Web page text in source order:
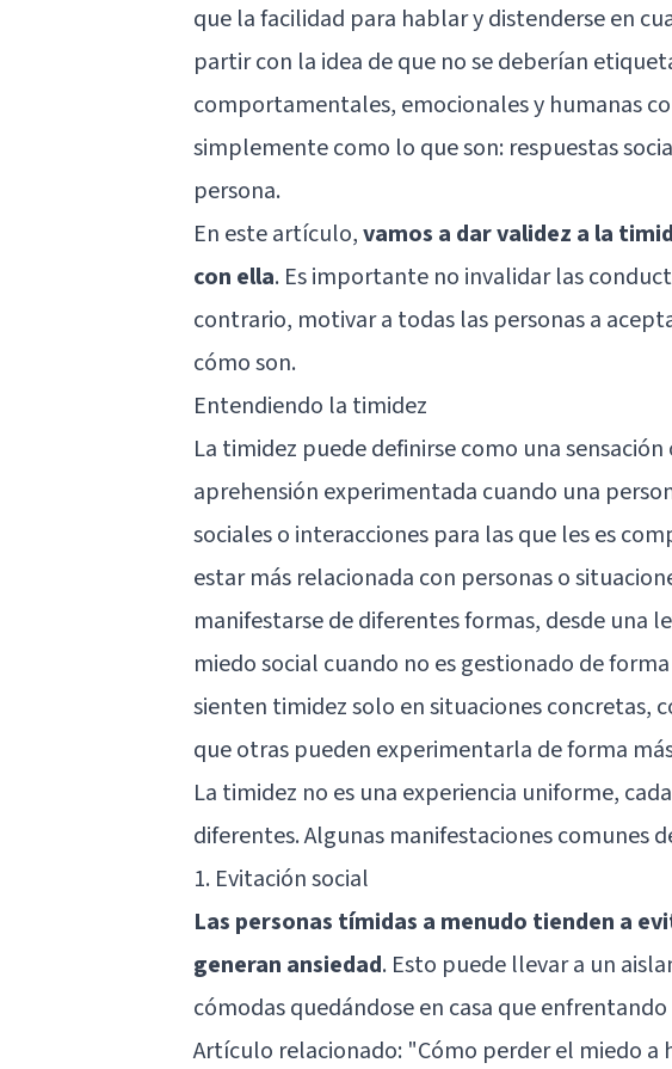
que la facilidad para hablar y distenderse en
partir con la idea de que no se deberían
comportamentales, emocionales y humanas
simplemente como lo que son: respuestas
persona.
En este artículo,vamos a dar validez a la
con ella. Es importante no invalidar las
contrario, motivar a todas las personas a
cómo son.
Entendiendo la timidez
La timidez puede definirse como una sensación
aprehensión experimentada cuando una
sociales o interacciones para las que les es
estar más relacionada con personas o
manifestarse de diferentes formas, desde una
miedo social cuando no es gestionado de
sienten timidez solo en situaciones concretas,
que otras pueden experimentarla de forma
La timidez no es una experiencia uniforme,
diferentes. Algunas manifestaciones comunes
1. Evitación social
Las personas tímidas a menudo tienden a
generan ansiedad. Esto puede llevar a un
cómodas quedándose en casa que
Artículo relacionado: "Cómo perder el miedo a